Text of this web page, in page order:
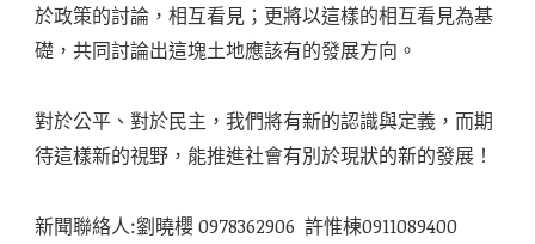
於政策的討論，相互看見；更將以這樣的相互看見為基
礎，共同討論出這塊土地應該有的發展方向。
對於公平、對於民主，我們將有新的認識與定義，而期
待這樣新的視野，能推進社會有別於現狀的新的發展！
新聞聯絡人:劉曉櫻 0978362906 許惟棟0911089400